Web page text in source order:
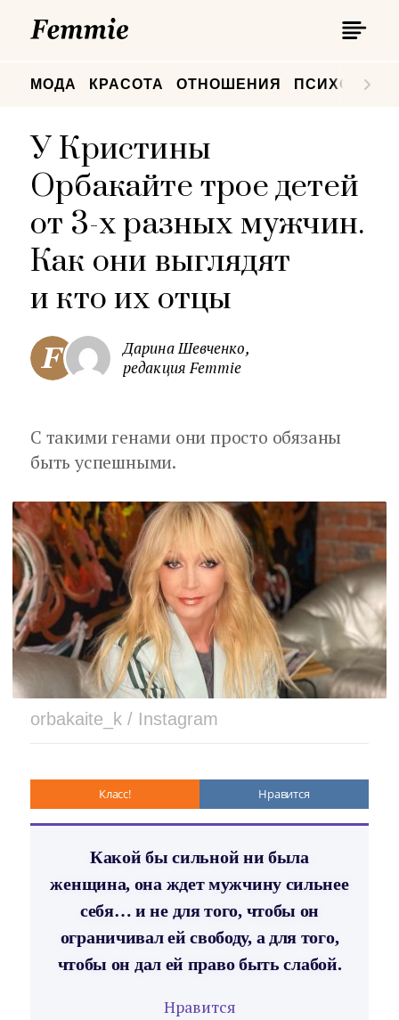
МОДА КРАСОТА ОТНОШЕНИЯ
У Кристины
Орбакайте трое детей
от 3-х разных мужчин.
Как они выглядят
и кто их отцы
Дарина Шевченко,
редакция Femmie
С такими генами они просто обязаны
быть успешными.
orbakaite_k / Instagram
Класс! Нравится
Какой бы сильной ни была
женщина, она ждет мужчину сильнее
себя… и не для того, чтобы он
ограничивал ей свободу, а для того,
чтобы он дал ей право быть слабой.
Нравится